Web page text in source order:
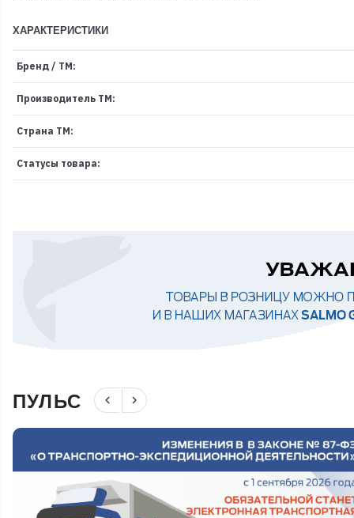
ХАРАКТЕРИСТИКИ
Бренд / ТМ:
Производитель ТМ:
Страна ТМ:
Статусы товара:
ПУЛЬС navigate_before navigate_next